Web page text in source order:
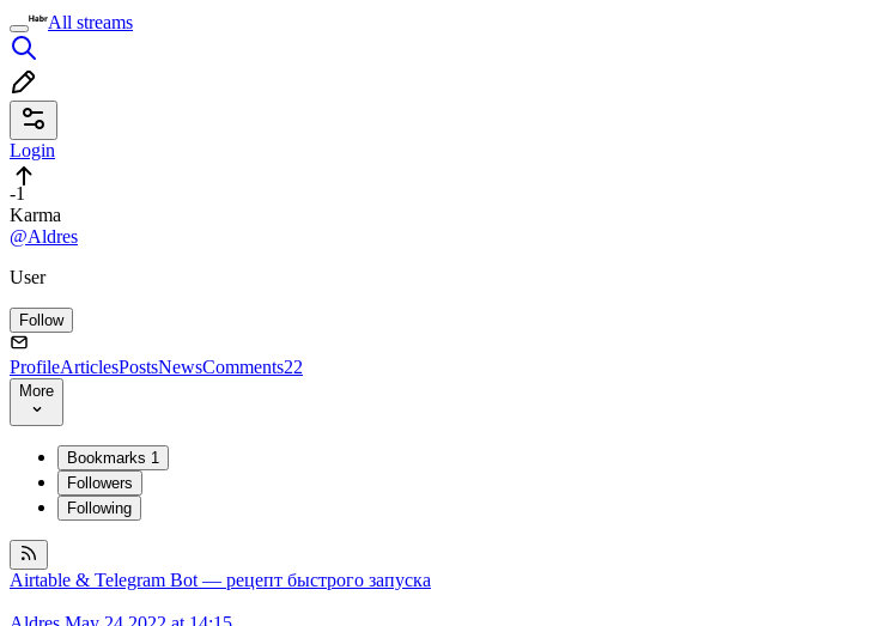
All streams
Login
-1
Karma
@Aldres
User
Follow
ProfileArticlesPostsNewsComments22
More
Bookmarks 1
Followers
Following
Airtable & Telegram Bot — рецепт быстрого запуска